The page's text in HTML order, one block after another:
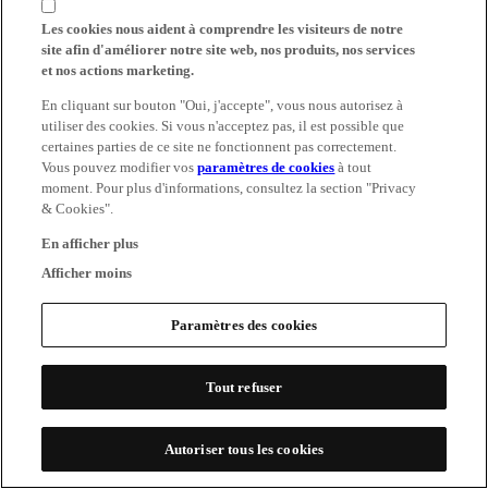
Les cookies nous aident à comprendre les visiteurs de notre
site afin d'améliorer notre site web, nos produits, nos services
et nos actions marketing.
En cliquant sur bouton "Oui, j'accepte", vous nous autorisez à
utiliser des cookies. Si vous n'acceptez pas, il est possible que
certaines parties de ce site ne fonctionnent pas correctement.
Vous pouvez modifier vosparamètres de cookies à tout
moment. Pour plus d'informations, consultez la section "Privacy
& Cookies".
En afficher plus
Afficher moins
Paramètres des cookies
Tout refuser
Autoriser tous les cookies